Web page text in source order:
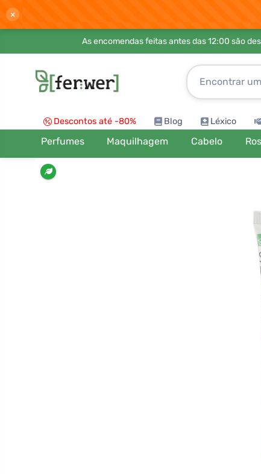
×
As encomendas feitas antes das 12:00 são
Descontos até -80% Blog Léxico
Perfumes Maquilhagem Cabelo